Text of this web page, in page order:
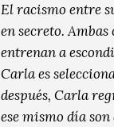
El racismo entre
en secreto.
entrenan a
Carla es
después, Carla
ese mismo día